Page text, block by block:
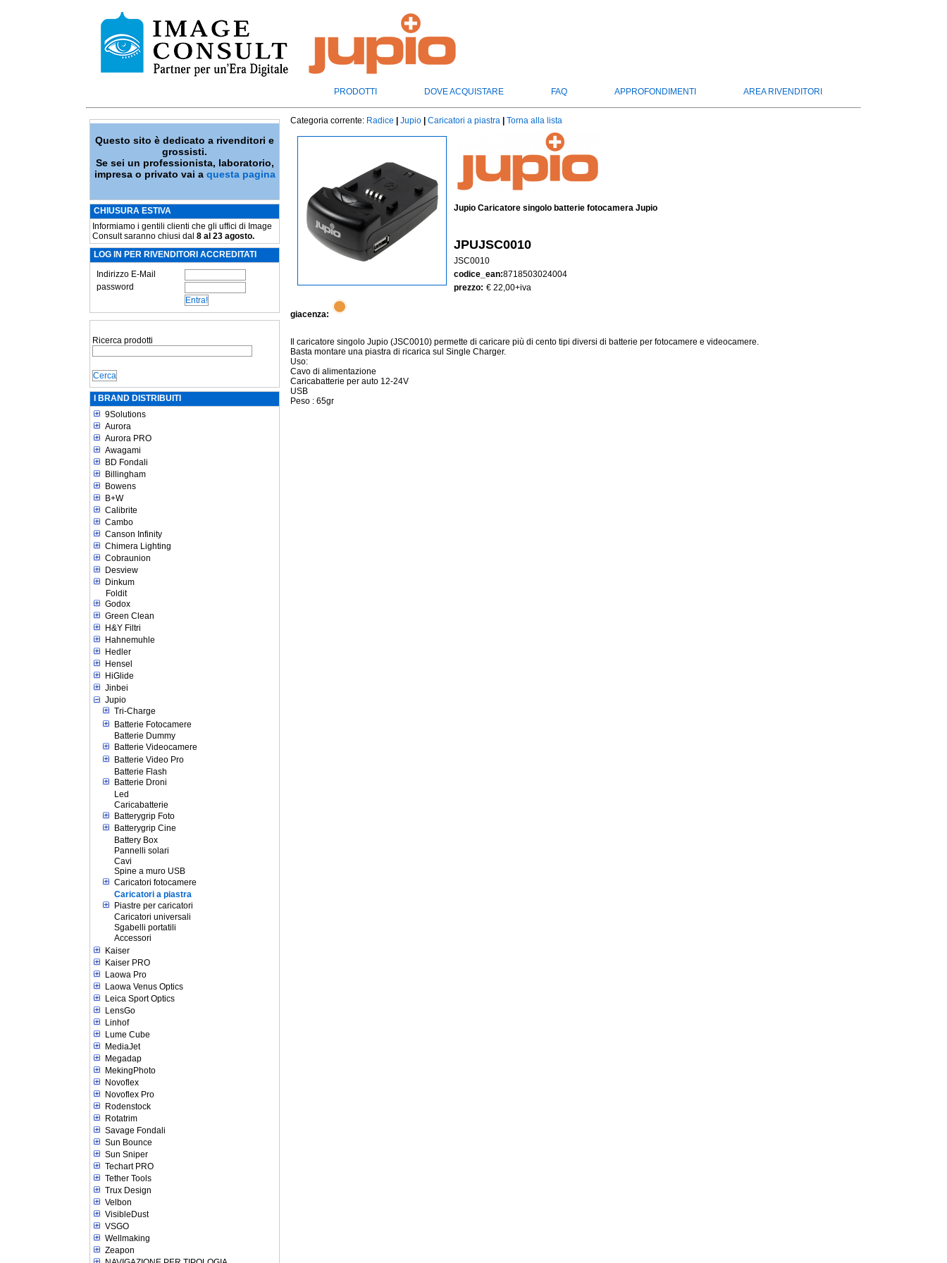
PRODOTTI DOVE ACQUISTARE FAQ APPROFONDIMENTI AREA RIVENDITORI
Questo sito è dedicato a rivenditori e
grossisti.
Se sei un professionista, laboratorio,
impresa o privato vai a questa pagina
CHIUSURA ESTIVA
Informiamo i gentili clienti che gli uffici di Image
Consult saranno chiusi dal 8 al 23 agosto.
LOG IN PER RIVENDITORI ACCREDITATI
Indirizzo E-Mail
password
Ricerca prodotti
I BRAND DISTRIBUITI
9Solutions
Aurora
Aurora PRO
Awagami
BD Fondali
Billingham
Bowens
B+W
Calibrite
Cambo
Canson Infinity
Chimera Lighting
Cobraunion
Desview
Dinkum
Foldit
Godox
Green Clean
H&Y Filtri
Hahnemuhle
Hedler
Hensel
HiGlide
Jinbei
Jupio
Tri-Charge
Batterie Fotocamere
Batterie Dummy
Batterie Videocamere
Batterie Video Pro
Batterie Flash
Batterie Droni
Led
Caricabatterie
Batterygrip Foto
Batterygrip Cine
Battery Box
Pannelli solari
Cavi
Spine a muro USB
Caricatori fotocamere
Caricatori a piastra
Piastre per caricatori
Caricatori universali
Sgabelli portatili
Accessori
Kaiser
Kaiser PRO
Laowa Pro
Laowa Venus Optics
Leica Sport Optics
LensGo
Linhof
Lume Cube
MediaJet
Megadap
MekingPhoto
Novoflex
Novoflex Pro
Rodenstock
Rotatrim
Savage Fondali
Sun Bounce
Sun Sniper
Techart PRO
Tether Tools
Trux Design
Velbon
VisibleDust
VSGO
Wellmaking
Zeapon
Categoria corrente: Radice Jupio Caricatori a piastra Torna alla lista
Jupio Caricatore singolo batterie fotocamera Jupio
JPUJSC0010
JSC0010
codice_ean:8718503024004
prezzo: € 22,00+iva
giacenza:
Il caricatore singolo Jupio (JSC0010) permette di caricare più di cento tipi diversi di batterie per fotocamere e videocamere.
Basta montare una piastra di ricarica sul Single Charger.
Uso:
Cavo di alimentazione
Caricabatterie per auto 12-24V
USB
Peso : 65gr